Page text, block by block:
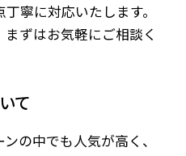
寧に対応いたします。
ずはお気軽にご相談く
て
の中でも人気が高く、